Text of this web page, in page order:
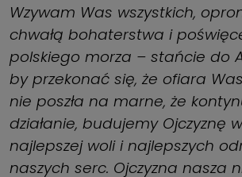
Wzywam Was wszystkich,
chwałą bohaterstwa i
polskiego morza – stańcie do
by przekonać się, że ofiara
nie poszła na marne, że
działanie, budujemy Ojczyznę
najlepszej woli i najlepszych
naszych serc. Ojczyzna nasza